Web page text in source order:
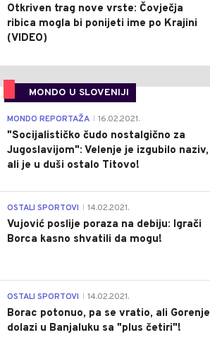
Otkriven trag nove vrste: Čovječja
ribica mogla bi ponijeti ime po Krajini
(VIDEO)
MONDO U SLOVENIJI
MONDO REPORTAŽA 16.02.2021.
"Socijalističko čudo nostalgično za
Jugoslavijom": Velenje je izgubilo naziv,
ali je u duši ostalo Titovo!
OSTALI SPORTOVI 14.02.2021.
Vujović poslije poraza na debiju: Igrači
Borca kasno shvatili da mogu!
OSTALI SPORTOVI 14.02.2021.
Borac potonuo, pa se vratio, ali Gorenje
dolazi u Banjaluku sa "plus četiri"!